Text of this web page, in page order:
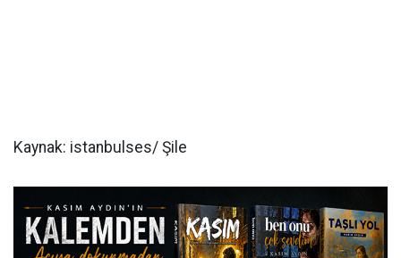
Kaynak: istanbulses/ Şile